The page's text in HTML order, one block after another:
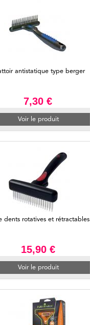
pendant la mue une
de toilettage, il sera ainsi à
antistatique type berger
7,30 €
Voir le produit
dents rotatives et rétractables
15,90 €
Voir le produit